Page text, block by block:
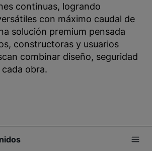
continuas, logrando
con máximo caudal de
solución premium pensada
constructoras y usuarios
combinar diseño, seguridad
obra.